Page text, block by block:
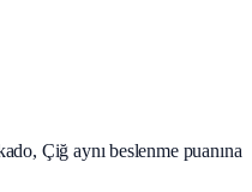
Çiğ aynı beslenme puanına